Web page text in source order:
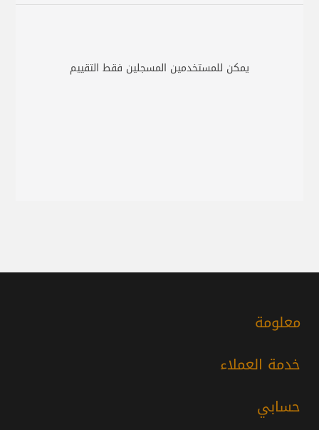
يمكن للمستخدمين المسجلين فقط التقييم
معلومة
خدمة العملاء
حسابي